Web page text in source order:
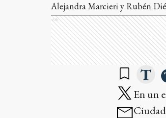
Alejandra Marcieri y Rubén
Ads
En un